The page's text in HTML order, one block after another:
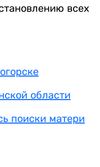
всех
области
поиски матери